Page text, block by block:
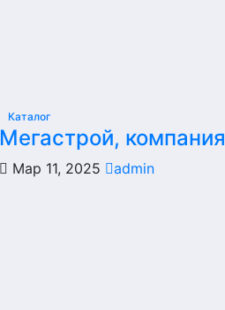
Каталог
Мегастрой, компания
Мар 11, 2025 admin